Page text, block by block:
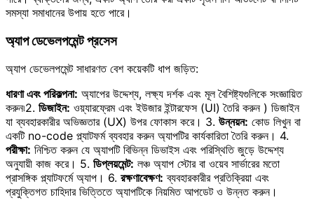
সমস্যা সমাধানের উপায় হতে পারে।
অ্যাপ ডেভেলপমেন্ট প্রসেস
অ্যাপ ডেভেলপমেন্ট সাধারণত বেশ কয়েকটি ধাপ জড়িত:
ধারণা এবং পরিকল্পনা: অ্যাপের উদ্দেশ্য, লক্ষ্য দর্শক এবং মূল বৈশিষ্ট্যগুলিকে সংজ্ঞায়িত
করুন৷2. ডিজাইন: ওয়্যারফ্রেম এবং ইউজার ইন্টারফেস (UI) তৈরি করুন ) ডিজাইন
যা ব্যবহারকারীর অভিজ্ঞতার (UX) উপর ফোকাস করে। 3. উন্নয়ন: কোড লিখুন বা
একটি no-code প্ল্যাটফর্ম ব্যবহার করুন অ্যাপটির কার্যকারিতা তৈরি করুন। 4.
পরীক্ষা: নিশ্চিত করুন যে অ্যাপটি বিভিন্ন ডিভাইস এবং পরিস্থিতি জুড়ে উদ্দেশ্য
অনুযায়ী কাজ করে। 5. ডিপ্লয়মেন্ট: লঞ্চ অ্যাপ স্টোর বা ওয়েব সার্ভারের মতো
প্রাসঙ্গিক প্ল্যাটফর্মে অ্যাপ। 6. রক্ষণাবেক্ষণ: ব্যবহারকারীর প্রতিক্রিয়া এবং
প্রযুক্তিগত চাহিদার ভিত্তিতে অ্যাপটিকে নিয়মিত আপডেট ও উন্নত করুন।